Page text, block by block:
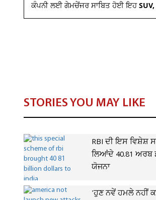
ਕੰਪਨੀ ਲਈ ਗੇਮਚੇਂਜਰ ਸਾਬਿਤ ਹੋਈ ਇਹ SUV,
STORIES YOU MAY LIKE
RBI ਦੀ ਇਸ ਵਿਸ਼ੇਸ਼
ਲਿਆਂਦੇ 40.81 ਅਰਬ
ਯੋਜਨਾ
'ਹੁਣ ਨਵੇਂ ਹਮਲੇ ਨਹੀਂ